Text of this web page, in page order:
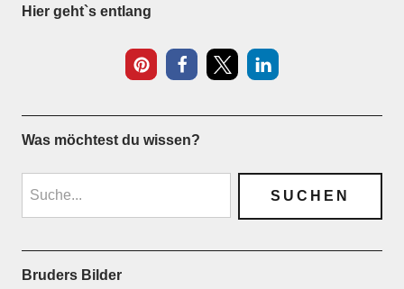
Hier geht`s entlang
Was möchtest du wissen?
Bruders Bilder